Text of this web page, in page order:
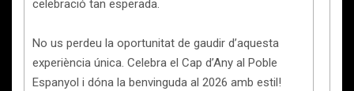
celebració tan esperada.
No us perdeu la oportunitat de gaudir d’aquesta
experiència única. Celebra el Cap d’Any al Poble
Espanyol i dóna la benvinguda al 2026 amb estil!